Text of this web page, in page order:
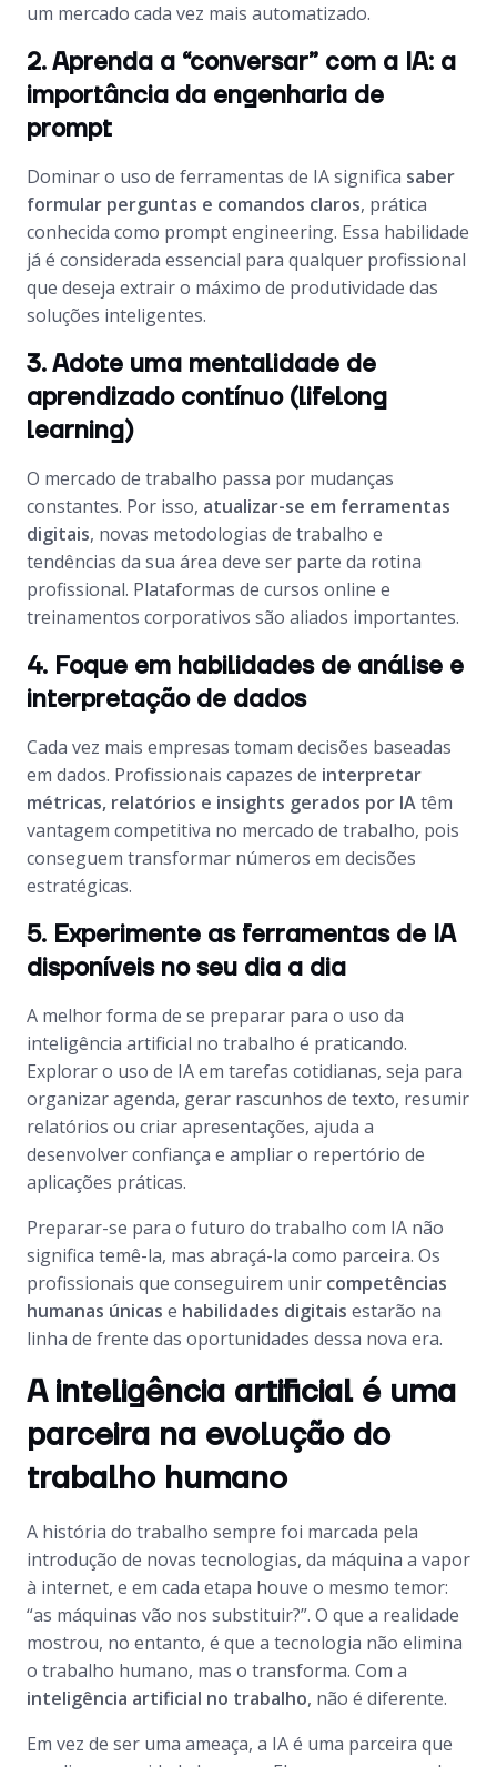
um mercado cada vez mais automatizado.
2. Aprenda a “conversar” com a IA: a
importância da engenharia de
prompt
Dominar o uso de ferramentas de IA significa saber
formular perguntas e comandos claros, prática
conhecida como prompt engineering. Essa habilidade
já é considerada essencial para qualquer profissional
que deseja extrair o máximo de produtividade das
soluções inteligentes.
3. Adote uma mentalidade de
aprendizado contínuo (lifelong
learning)
O mercado de trabalho passa por mudanças
constantes. Por isso, atualizar-se em ferramentas
digitais, novas metodologias de trabalho e
tendências da sua área deve ser parte da rotina
profissional. Plataformas de cursos online e
treinamentos corporativos são aliados importantes.
4. Foque em habilidades de análise e
interpretação de dados
Cada vez mais empresas tomam decisões baseadas
em dados. Profissionais capazes de interpretar
métricas, relatórios e insights gerados por IAtêm
vantagem competitiva no mercado de trabalho, pois
conseguem transformar números em decisões
estratégicas.
5. Experimente as ferramentas de IA
disponíveis no seu dia a dia
A melhor forma de se preparar para o uso da
inteligência artificial no trabalho é praticando.
Explorar o uso de IA em tarefas cotidianas, seja para
organizar agenda, gerar rascunhos de texto, resumir
relatórios ou criar apresentações, ajuda a
desenvolver confiança e ampliar o repertório de
aplicações práticas.
Preparar-se para o futuro do trabalho com IA não
significa temê-la, mas abraçá-la como parceira. Os
profissionais que conseguirem unir competências
humanas únicas e habilidades digitais estarão na
linha de frente das oportunidades dessa nova era.
A inteligência artificial é uma
parceira na evolução do
trabalho humano
A história do trabalho sempre foi marcada pela
introdução de novas tecnologias, da máquina a vapor
à internet, e em cada etapa houve o mesmo temor:
“as máquinas vão nos substituir?”. O que a realidade
mostrou, no entanto, é que a tecnologia não elimina
o trabalho humano, mas o transforma. Com a
inteligência artificial no trabalho, não é diferente.
Em vez de ser uma ameaça, a IA é uma parceira que